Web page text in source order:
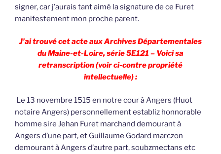
signer, car j’aurais tant aimé la signature de ce Furet
manifestement mon proche parent.
J’ai trouvé cet acte aux Archives Départementales
du Maine-et-Loire, série 5E121 – Voici sa
retranscription (voir ci-contre propriété
intellectuelle) :
Le 13 novembre 1515 en notre cour à Angers (Huot
notaire Angers) personnellement establiz honnorable
homme sire Jehan Furet marchand demourant à
Angers d’une part, et Guillaume Godard marczon
demourant à Angers d’autre part, soubzmectans etc